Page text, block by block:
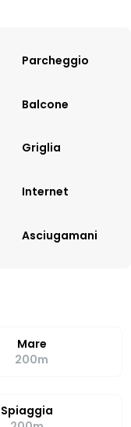
Parcheggio
Balcone
Griglia
Internet
Asciugamani
Mare
200m
Spiaggia